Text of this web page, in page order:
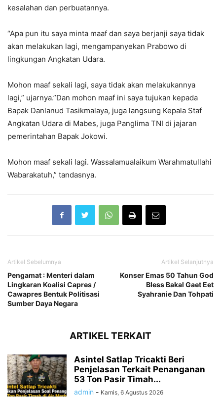
kesalahan dan perbuatannya.
“Apa pun itu saya minta maaf dan saya berjanji saya tidak
akan melakukan lagi, mengampanyekan Prabowo di
lingkungan Angkatan Udara.
Mohon maaf sekali lagi, saya tidak akan melakukannya
lagi,” ujarnya.”Dan mohon maaf ini saya tujukan kepada
Bapak Danlanud Tasikmalaya, juga langsung Kepala Staf
Angkatan Udara di Mabes, juga Panglima TNI di jajaran
pemerintahan Bapak Jokowi.
Mohon maaf sekali lagi. Wassalamualaikum Warahmatullahi
Wabarakatuh,” tandasnya.
Artikel Sebelumnya
Pengamat : Menteri dalam
Lingkaran Koalisi Capres /
Cawapres Bentuk Politisasi
Sumber Daya Negara
Artikel Selanjutnya
Konser Emas 50 Tahun God
Bless Bakal Gaet Eet
Syahranie Dan Tohpati
ARTIKEL TERKAIT
Asintel Satlap Tricakti Beri
Penjelasan Terkait Penanganan
53 Ton Pasir Timah...
admin - Kamis, 6 Agustus 2026